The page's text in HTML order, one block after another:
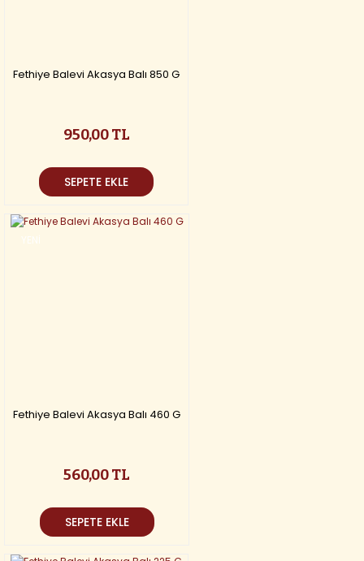
Fethiye Balevi Akasya Balı 850 G
950,00 TL
SEPETE EKLE
YENİ
Fethiye Balevi Akasya Balı 460 G
560,00 TL
SEPETE EKLE